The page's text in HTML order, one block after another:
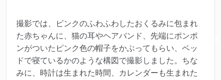
撮影では、ピンクのふわふわしたおくるみに包まれ
た赤ちゃんに、猫の耳やヘアバンド、先端にポンポ
ンがついたピンク色の帽子をかぶってもらい、ベッ
ドで寝ているかのような構図で撮影しました。ちな
みに、時計は生まれた時間、カレンダーも生まれた